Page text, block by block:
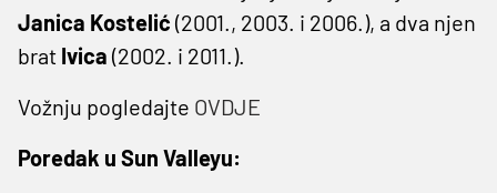
Janica Kostelić (2001., 2003. i 2006.), a dva njen
brat Ivica (2002. i 2011.).
Vožnju pogledajte OVDJE
Poredak u Sun Valleyu: